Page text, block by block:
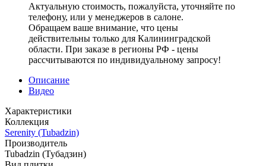
Актуальную стоимость, пожалуйста, уточняйте по
телефону, или у менеджеров в салоне.
Обращаем ваше внимание, что цены
действительны только для Калининградской
области. При заказе в регионы РФ - цены
рассчитываются по индивидуальному запросу!
Описание
Видео
Характеристики
Коллекция
Serenity (Tubadzin)
Производитель
Tubadzin (Тубадзин)